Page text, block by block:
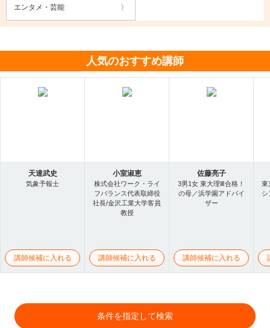
エンタメ・芸能
人気のおすすめ講師
天達武史
気象予報士
講師候補に入れる
小室淑恵
株式会社ワーク・ライ
フバランス代表取締役
社長/金沢工業大学客員
教授
講師候補に入れる
佐藤亮子
3男1女 東大理Ⅲ合格！
の母／浜学園アドバイ
ザー
講師候補に入れる
東
シ
条件を指定して検索